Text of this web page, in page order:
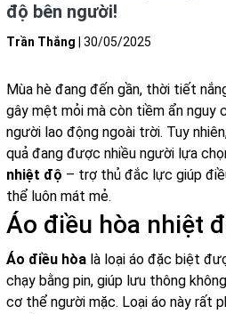
độ bên người!
Trần Thắng 30/05/2025
Mùa hè đang đến gần, thời tiết
gây mệt mỏi mà còn tiềm ẩn nguy
người lao động ngoài trời. Tuy
quả đang được nhiều người lựa
nhiệt độ – trợ thủ đắc lực giúp
thể luôn mát mẻ.
Áo điều hòa nhiệt
Áo điều hòa là loại áo đặc biệt
chạy bằng pin, giúp lưu thông
cơ thể người mặc. Loại áo này rất